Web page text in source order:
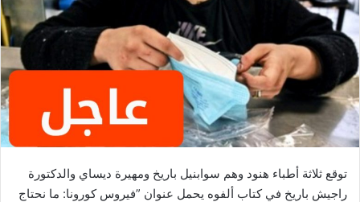
توقع ثلاثة أطباء هنود وهم سوابنيل باريخ ومهيرة ديساي والدكتورة
راجيش باريخ في كتاب ألفوه يحمل عنوان ”فيروس كورونا: ما نحتاج